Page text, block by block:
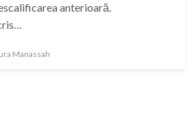
anterioară.
Manassah